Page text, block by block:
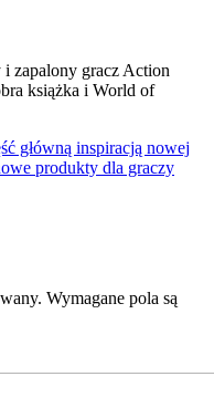
zapalony gracz Action
książka i World of
główną inspiracją nowej
produkty dla graczy
Wymagane pola są